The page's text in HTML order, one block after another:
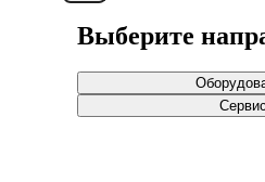
Выберите
Сервис